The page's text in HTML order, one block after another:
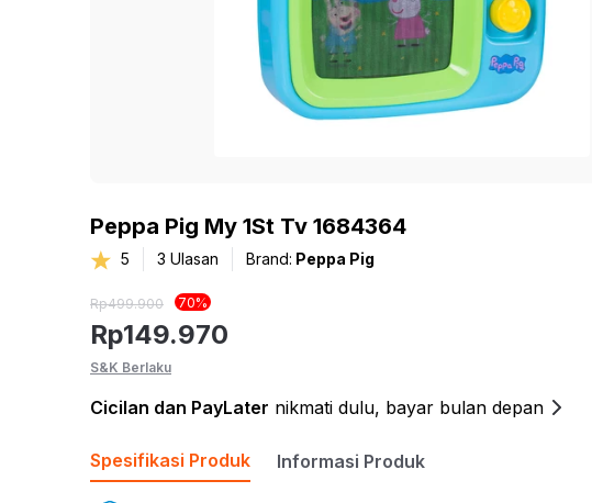
Peppa Pig My 1St Tv 1684364
5 3 Ulasan Brand: Peppa Pig
Rp499.900 70%
Rp149.970
S&K Berlaku
Cicilan dan PayLater nikmati dulu, bayar bulan depan
Spesifikasi Produk Informasi Produk